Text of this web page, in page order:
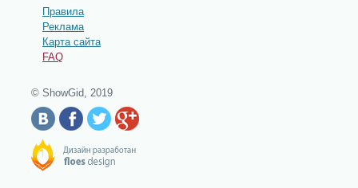
Правила
Реклама
Карта сайта
FAQ
© ShowGid, 2019